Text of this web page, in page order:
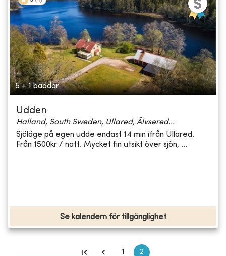
5 + 1 bäddar
Udden
Halland, South Sweden, Ullared, Älvsered...
Sjöläge på egen udde endast 14 min ifrån Ullared.
Från 1500kr / natt. Mycket fin utsikt över sjön, ...
Se kalendern för tillgänglighet
1 2